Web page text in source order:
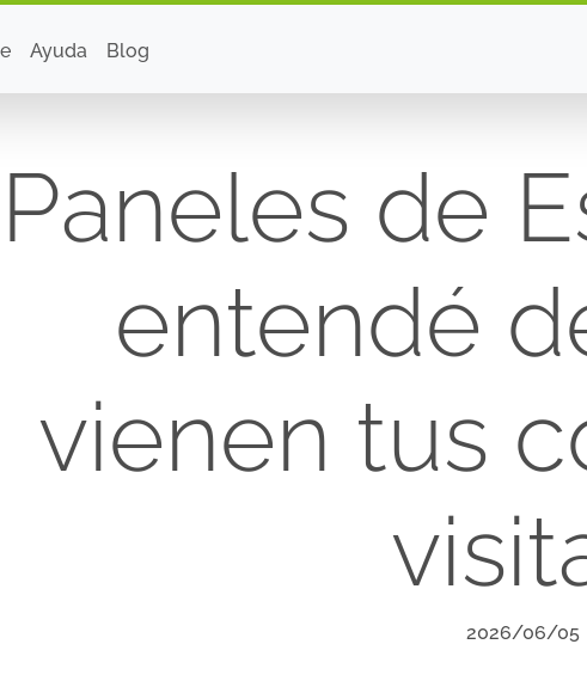
Ayuda Blog
Paneles de
entendé
vienen tus
2026/06/05